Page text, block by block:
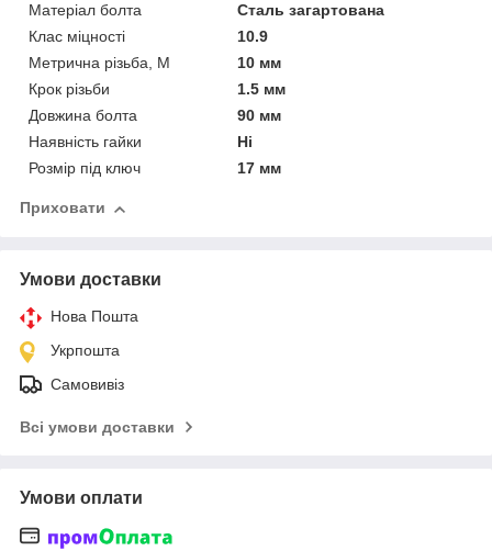
Матеріал болта
Сталь загартована
Клас міцності
10.9
Метрична різьба, М
10 мм
Крок різьби
1.5 мм
Довжина болта
90 мм
Наявність гайки
Ні
Розмір під ключ
17 мм
Приховати
Умови доставки
Нова Пошта
Укрпошта
Самовивіз
Всі умови доставки
Умови оплати